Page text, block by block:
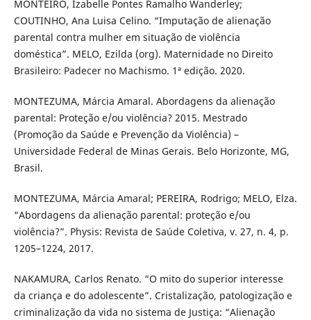
MONTEIRO, Izabelle Pontes Ramalho Wanderley;
COUTINHO, Ana Luisa Celino. “Imputação de alienação
parental contra mulher em situação de violência
doméstica”. MELO, Ezilda (org). Maternidade no Direito
Brasileiro: Padecer no Machismo. 1ª edição. 2020.
MONTEZUMA, Márcia Amaral. Abordagens da alienação
parental: Proteção e/ou violência? 2015. Mestrado
(Promoção da Saúde e Prevenção da Violência) –
Universidade Federal de Minas Gerais. Belo Horizonte, MG,
Brasil.
MONTEZUMA, Márcia Amaral; PEREIRA, Rodrigo; MELO, Elza.
“Abordagens da alienação parental: proteção e/ou
violência?”. Physis: Revista de Saúde Coletiva, v. 27, n. 4, p.
1205–1224, 2017.
NAKAMURA, Carlos Renato. “O mito do superior interesse
da criança e do adolescente”. Cristalização, patologização e
criminalização da vida no sistema de Justiça: “Alienação